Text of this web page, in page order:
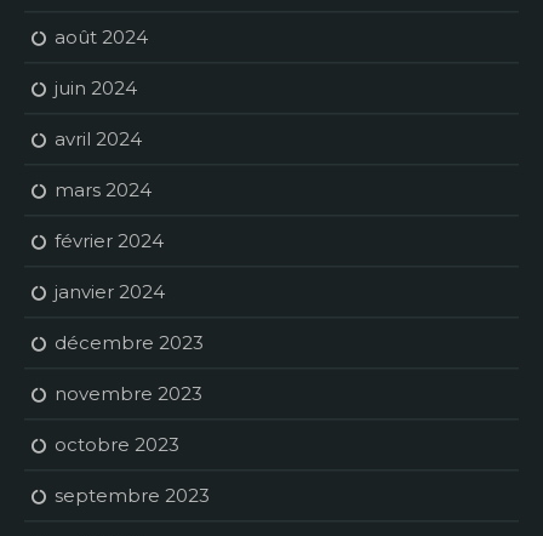
août 2024
juin 2024
avril 2024
mars 2024
février 2024
janvier 2024
décembre 2023
novembre 2023
octobre 2023
septembre 2023